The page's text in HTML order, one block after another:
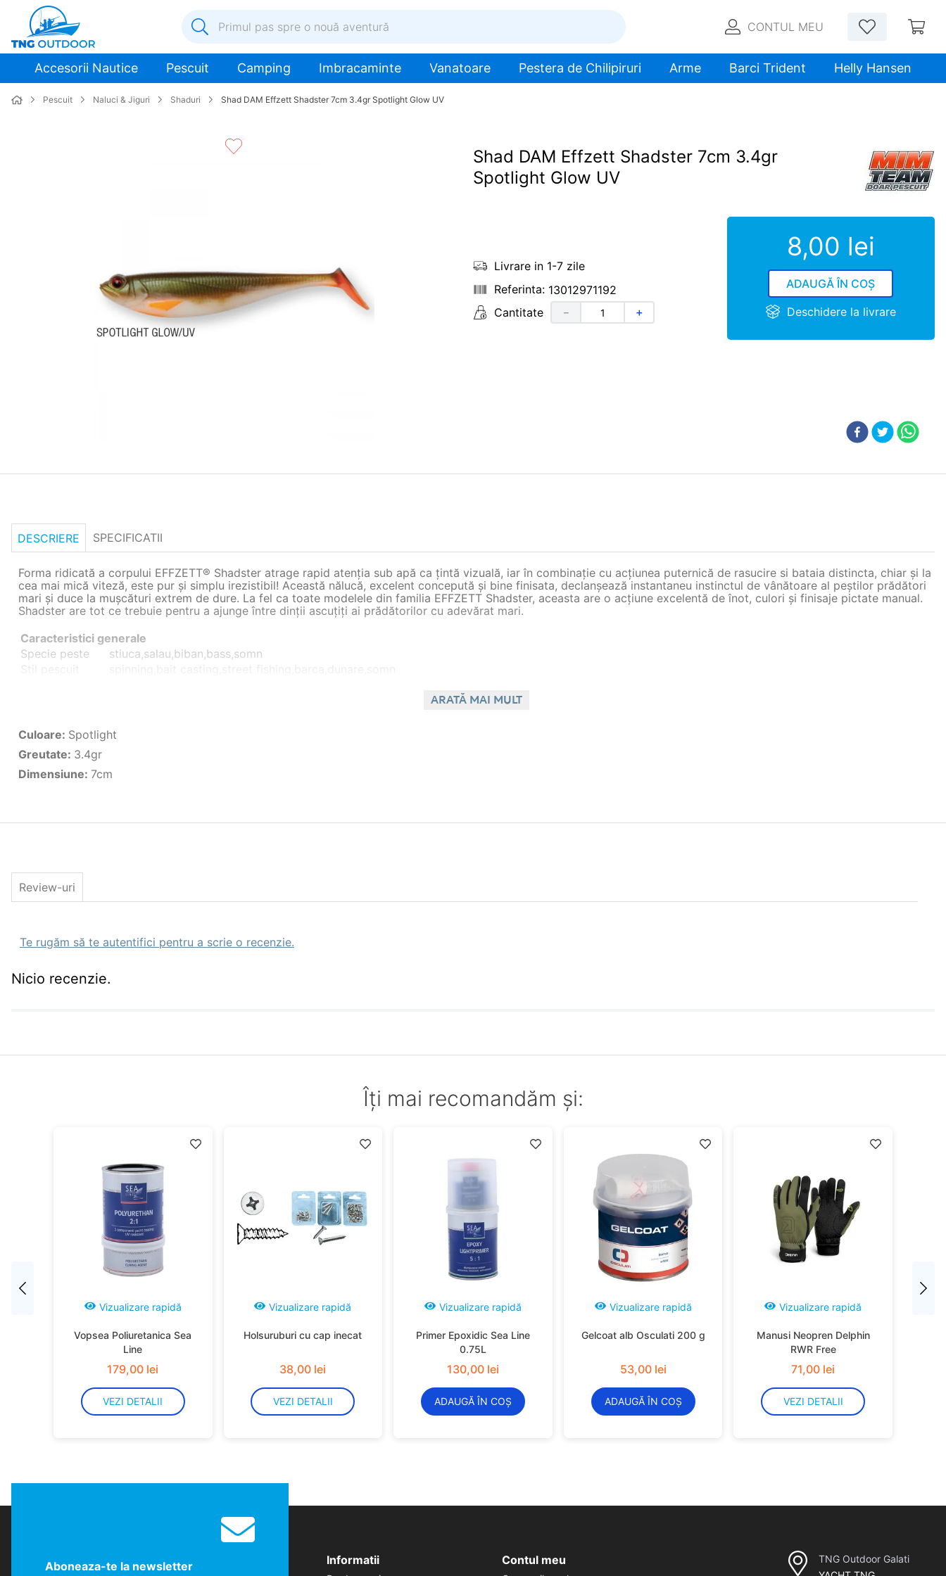
Primul pas spre o nouă aventură
1.
inox
2.
elice
3
colac salvare
plumb
10. extensie
CONTUL MEU
Accesorii Nautice Pescuit Camping Imbracaminte Vanatoare Pestera de Chilipiruri Arme Barci Trident Helly Hansen
Pescuit Naluci & Jiguri Shaduri Shad DAM Effzett Shadster 7cm 3.4gr Spotlight Glow UV
Shad DAM Effzett Shadster 7cm 3.4gr
Spotlight Glow UV
Livrare in 1-7 zile
13012971192
Cantitate
＋
－
8,00 lei
ADAUGĂ ÎN COȘ
Deschidere la livrare
DESCRIERE SPECIFICATII
Forma ridicată a corpului EFFZETT® Shadster atrage rapid atenția sub apă ca țintă vizuală, iar în combinație cu acțiunea puternică de rasucire si bataia distincta, chiar și la
cea mai mică viteză, este pur și simplu irezistibil! Această nălucă, excelent concepută și bine finisata, declanșează instantaneu instinctul de vânătoare al peștilor prădători
mari și duce la mușcături extrem de dure. La fel ca toate modelele din familia EFFZETT Shadster, aceasta are o acțiune excelentă de înot, culori și finisaje pictate manual.
Shadster are tot ce trebuie pentru a ajunge între dinții ascuțiți ai prădătorilor cu adevărat mari.
Caracteristici generale
Specie peste
stiuca,salau,biban,bass,somn
Stil pescuit
spinning,bait casting,street fishing,barca,dunare,somn
Culoare
Spotlight Glow UV
Greutate(gr)
Nr. Buc. Pachet
ARATĂ MAI MULT
Culoare: Spotlight
Greutate: 3.4gr
Dimensiune: 7cm
Review-uri
Te rugăm să te autentifici pentru a scrie o recenzie.
Nicio recenzie.
Îți mai recomandăm și:
Vizualizare rapidă
Vopsea Poliuretanica Sea
Line
179,00 lei
VEZI DETALII
Vizualizare rapidă
Holsuruburi cu cap inecat
38,00 lei
VEZI DETALII
Vizualizare rapidă
Primer Epoxidic Sea Line
0.75L
130,00 lei
ADAUGĂ ÎN COȘ
Vizualizare rapidă
Gelcoat alb Osculati 200 g
53,00 lei
ADAUGĂ ÎN COȘ
Vizualizare rapidă
Manusi Neopren Delphin
RWR Free
71,00 lei
VEZI DETALII
Aboneaza-te la newsletter Informatii Contul meu
TNG Outdoor Galati